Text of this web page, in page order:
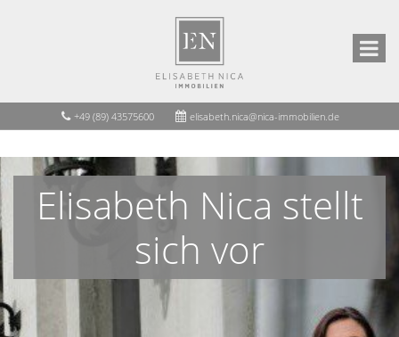
+49 (89) 43575600 elisabeth.nica@nica-immobilien.de
Elisabeth Nica stellt
sich vor